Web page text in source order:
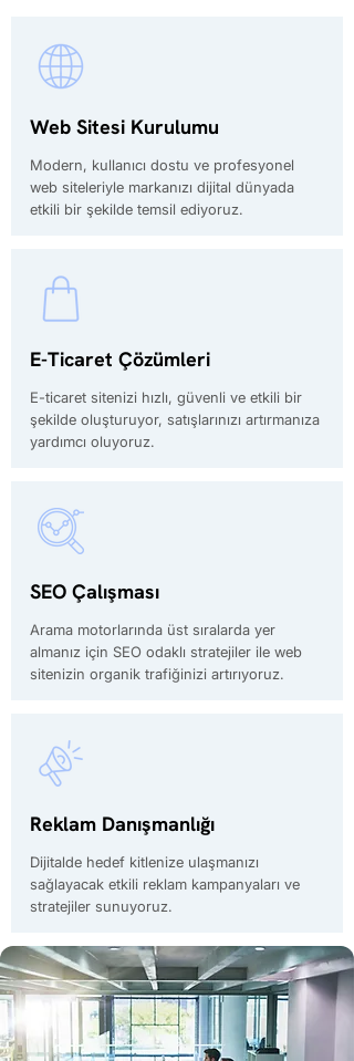
Web Sitesi Kurulumu
Modern, kullanıcı dostu ve profesyonel
web siteleriyle markanızı dijital dünyada
etkili bir şekilde temsil ediyoruz.
E-Ticaret Çözümleri
E-ticaret sitenizi hızlı, güvenli ve etkili bir
şekilde oluşturuyor, satışlarınızı artırmanıza
yardımcı oluyoruz.
SEO Çalışması
Arama motorlarında üst sıralarda yer
almanız için SEO odaklı stratejiler ile web
sitenizin organik trafiğinizi artırıyoruz.
Reklam Danışmanlığı
Dijitalde hedef kitlenize ulaşmanızı
sağlayacak etkili reklam kampanyaları ve
stratejiler sunuyoruz.